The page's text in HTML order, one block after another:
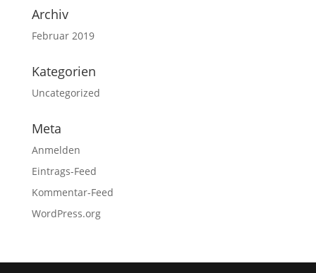
Archiv
Februar 2019
Kategorien
Uncategorized
Meta
Anmelden
Eintrags-Feed
Kommentar-Feed
WordPress.org